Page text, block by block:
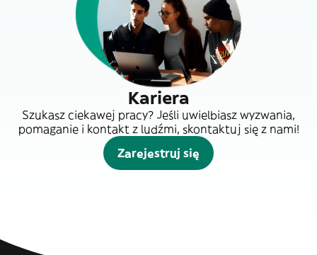
Kariera
Szukasz ciekawej pracy? Jeśli uwielbiasz wyzwania,
pomaganie i kontakt z ludźmi, skontaktuj się z nami!
Zarejestruj się